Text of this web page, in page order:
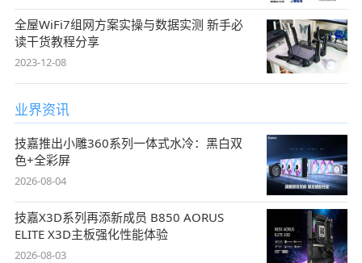
全屋WiFi7组网方案实操与数据实测 新手必
读干货教程分享
2023-12-08
业界资讯
技嘉推出小雕360系列一体式水冷：黑白双
色+全彩屏
2026-08-04
技嘉X3D系列再添新成员 B850 AORUS
ELITE X3D主板强化性能体验
2026-08-03